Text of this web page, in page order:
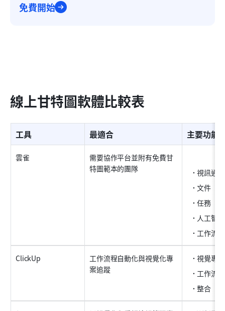
免費開始
線上甘特圖軟體比較表
工具 最適合 主要功能
雲雀
需要協作平台並附有免費甘
特圖範本的團隊
視訊通話
文件
任務
人工智
工作流
ClickUp
工作流程自動化與視覺化專
案追蹤
視覺專
工作流
整合